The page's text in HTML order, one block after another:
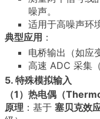
噪声。
适用于高噪声环
典型应用 ：
电桥输出（如应
高速 ADC 采集
5. 特殊模拟输入
（1）热电偶（
原理 ：基于 塞贝克效